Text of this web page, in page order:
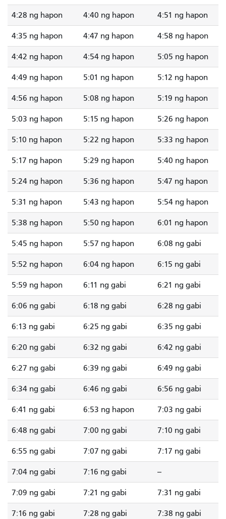
4:28 ng hapon 4:40 ng hapon 4:51 ng hapon
4:35 ng hapon 4:47 ng hapon 4:58 ng hapon
4:42 ng hapon 4:54 ng hapon 5:05 ng hapon
4:49 ng hapon 5:01 ng hapon 5:12 ng hapon
4:56 ng hapon 5:08 ng hapon 5:19 ng hapon
5:03 ng hapon 5:15 ng hapon 5:26 ng hapon
5:10 ng hapon 5:22 ng hapon 5:33 ng hapon
5:17 ng hapon 5:29 ng hapon 5:40 ng hapon
5:24 ng hapon 5:36 ng hapon 5:47 ng hapon
5:31 ng hapon 5:43 ng hapon 5:54 ng hapon
5:38 ng hapon 5:50 ng hapon 6:01 ng hapon
5:45 ng hapon 5:57 ng hapon 6:08 ng gabi
5:52 ng hapon 6:04 ng hapon 6:15 ng gabi
5:59 ng hapon 6:11 ng gabi 6:21 ng gabi
6:06 ng gabi 6:18 ng gabi 6:28 ng gabi
6:13 ng gabi 6:25 ng gabi 6:35 ng gabi
6:20 ng gabi 6:32 ng gabi 6:42 ng gabi
6:27 ng gabi 6:39 ng gabi 6:49 ng gabi
6:34 ng gabi 6:46 ng gabi 6:56 ng gabi
6:41 ng gabi 6:53 ng hapon 7:03 ng gabi
6:48 ng gabi 7:00 ng gabi 7:10 ng gabi
6:55 ng gabi 7:07 ng gabi 7:17 ng gabi
7:04 ng gabi 7:16 ng gabi --
7:09 ng gabi 7:21 ng gabi 7:31 ng gabi
7:16 ng gabi 7:28 ng gabi 7:38 ng gabi